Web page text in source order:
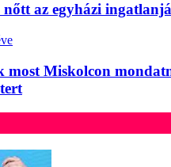
az egyházi
most Miskolcon